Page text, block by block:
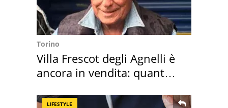
Torino
Villa Frescot degli Agnelli è
ancora in vendita: quanto
LIFESTYLE